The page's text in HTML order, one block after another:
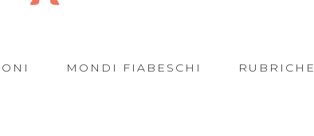
MONDI FIABESCHI RUBRICHE